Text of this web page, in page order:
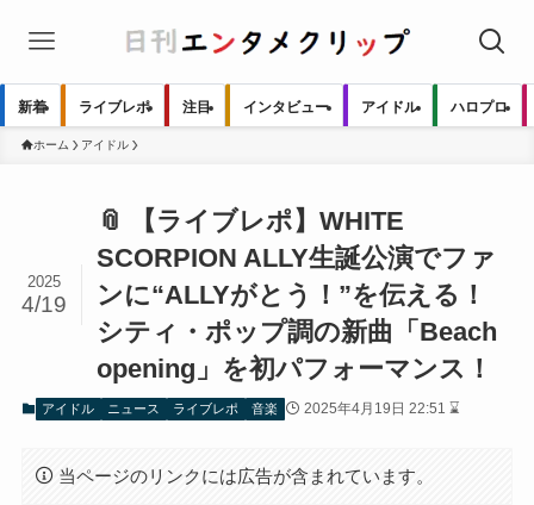
新着 ライブレポ 注目 インタビュー アイドル ハロプロ
ホーム アイドル
📎 【ライブレポ】WHITE
SCORPION ALLY生誕公演でファ
ンに“ALLYがとう！”を伝える！
シティ・ポップ調の新曲「Beach
opening」を初パフォーマンス！
2025
4/19
アイドル ニュース ライブレポ 音楽 2025年4月19日 22:51 ⌛
当ページのリンクには広告が含まれています。